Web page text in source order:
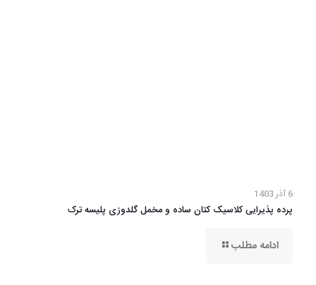
6 آذر 1403
پرده پذیرایی کلاسیک کتان ساده و مخمل گلدوزی پلیسه ترک
ادامه مطلب